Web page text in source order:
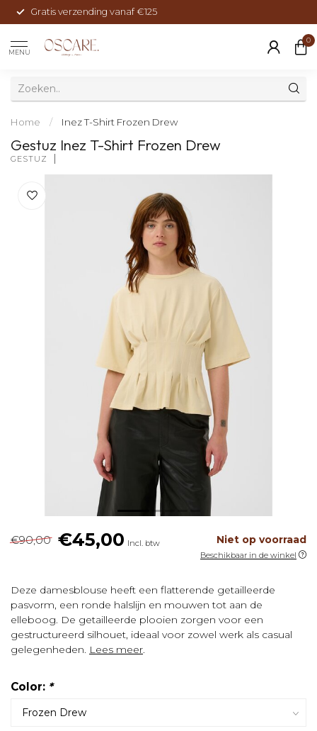
Gratis verzending vanaf €125
MENU
0
Home / Inez T-Shirt Frozen Drew
Gestuz Inez T-Shirt Frozen Drew
GESTUZ
€90,00 €45,00 Incl. btw Niet op voorraad
Beschikbaar in de winkel
Deze damesblouse heeft een flatterende getailleerde
pasvorm, een ronde halslijn en mouwen tot aan de
elleboog. De getailleerde plooien zorgen voor een
gestructureerd silhouet, ideaal voor zowel werk als casual
gelegenheden. Lees meer.
Color: *